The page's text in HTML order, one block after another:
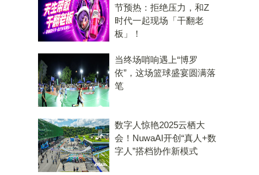
节预热：拒绝压力，和Z
时代一起现场「干翻老
板」！
当终场哨响遇上“博罗
依”，这场篮球盛宴圆满落
笔
数字人惊艳2025云栖大
会！NuwaAI开创“真人+数
字人”搭档协作新模式